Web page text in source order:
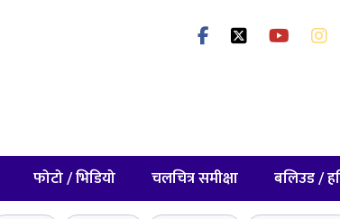
फोटो / भिडियो चलचित्र समीक्षा बलिउड /